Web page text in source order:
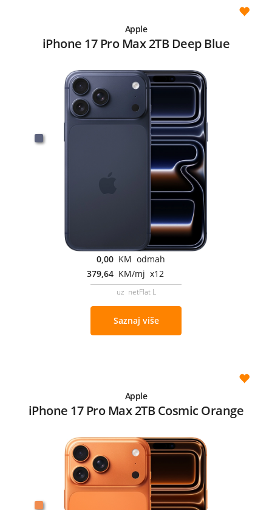
Apple
iPhone 17 Pro Max 2TB Deep Blue
0,00 KM odmah
379,64 KM/mj x12
uz netFlat L
Saznaj više
Apple
iPhone 17 Pro Max 2TB Cosmic Orange